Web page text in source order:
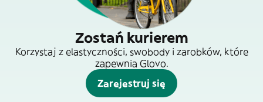
Zostań kurierem
Korzystaj z elastyczności, swobody i zarobków, które
zapewnia Glovo.
Zarejestruj się